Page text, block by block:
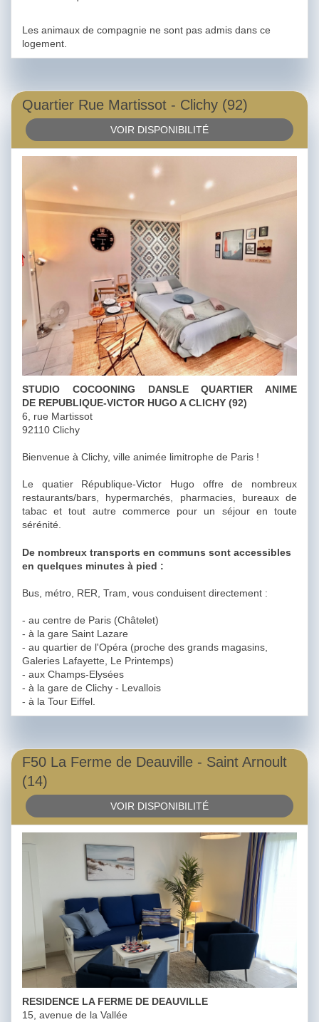
Les animaux de compagnie ne sont pas admis dans ce
logement.
Quartier Rue Martissot - Clichy (92)
VOIR DISPONIBILITÉ
STUDIO COCOONING DANSLE QUARTIER ANIME
DE REPUBLIQUE-VICTOR HUGO A CLICHY (92)
6, rue Martissot
92110 Clichy
Bienvenue à Clichy, ville animée limitrophe de Paris !
Le quatier République-Victor Hugo offre de nombreux
restaurants/bars, hypermarchés, pharmacies, bureaux de
tabac et tout autre commerce pour un séjour en toute
sérénité.
De nombreux transports en communs sont accessibles
en quelques minutes à pied :
Bus, métro, RER, Tram, vous conduisent directement :
- au centre de Paris (Châtelet)
- à la gare Saint Lazare
- au quartier de l'Opéra (proche des grands magasins,
Galeries Lafayette, Le Printemps)
- aux Champs-Elysées
- à la gare de Clichy - Levallois
- à la Tour Eiffel.
F50 La Ferme de Deauville - Saint Arnoult
(14)
VOIR DISPONIBILITÉ
RESIDENCE LA FERME DE DEAUVILLE
15, avenue de la Vallée